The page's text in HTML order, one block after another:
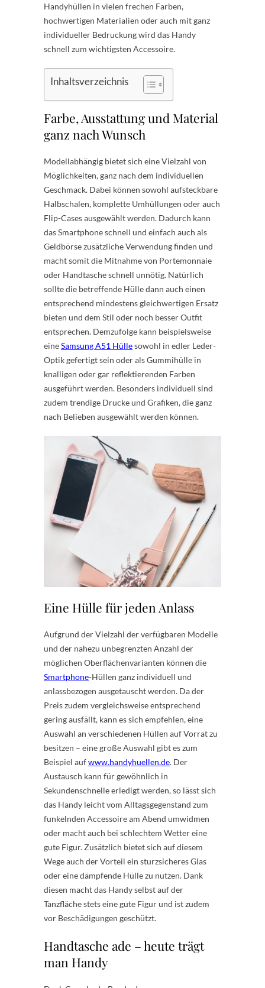
Handyhüllen in vielen frechen Farben,
hochwertigen Materialien oder auch mit ganz
individueller Bedruckung wird das Handy
schnell zum wichtigsten Accessoire.
Inhaltsverzeichnis
Farbe, Ausstattung und Material
ganz nach Wunsch
Modellabhängig bietet sich eine Vielzahl von
Möglichkeiten, ganz nach dem individuellen
Geschmack. Dabei können sowohl aufsteckbare
Halbschalen, komplette Umhüllungen oder auch
Flip-Cases ausgewählt werden. Dadurch kann
das Smartphone schnell und einfach auch als
Geldbörse zusätzliche Verwendung finden und
macht somit die Mitnahme von Portemonnaie
oder Handtasche schnell unnötig. Natürlich
sollte die betreffende Hülle dann auch einen
entsprechend mindestens gleichwertigen Ersatz
bieten und dem Stil oder noch besser Outfit
entsprechen. Demzufolge kann beispielsweise
eineSamsung A51 Hüllesowohl in edler Leder-
Optik gefertigt sein oder als Gummihülle in
knalligen oder gar reflektierenden Farben
ausgeführt werden. Besonders individuell sind
zudem trendige Drucke und Grafiken, die ganz
nach Belieben ausgewählt werden können.
Eine Hülle für jeden Anlass
Aufgrund der Vielzahl der verfügbaren Modelle
und der nahezu unbegrenzten Anzahl der
möglichen Oberflächenvarianten können die
Smartphone-Hüllen ganz individuell und
anlassbezogen ausgetauscht werden. Da der
Preis zudem vergleichsweise entsprechend
gering ausfällt, kann es sich empfehlen, eine
Auswahl an verschiedenen Hüllen auf Vorrat zu
besitzen – eine große Auswahl gibt es zum
Beispiel aufwww.handyhuellen.de. Der
Austausch kann für gewöhnlich in
Sekundenschnelle erledigt werden, so lässt sich
das Handy leicht vom Alltagsgegenstand zum
funkelnden Accessoire am Abend umwidmen
oder macht auch bei schlechtem Wetter eine
gute Figur. Zusätzlich bietet sich auf diesem
Wege auch der Vorteil ein sturzsicheres Glas
oder eine dämpfende Hülle zu nutzen. Dank
diesen macht das Handy selbst auf der
Tanzfläche stets eine gute Figur und ist zudem
vor Beschädigungen geschützt.
Handtasche ade – heute trägt
man Handy